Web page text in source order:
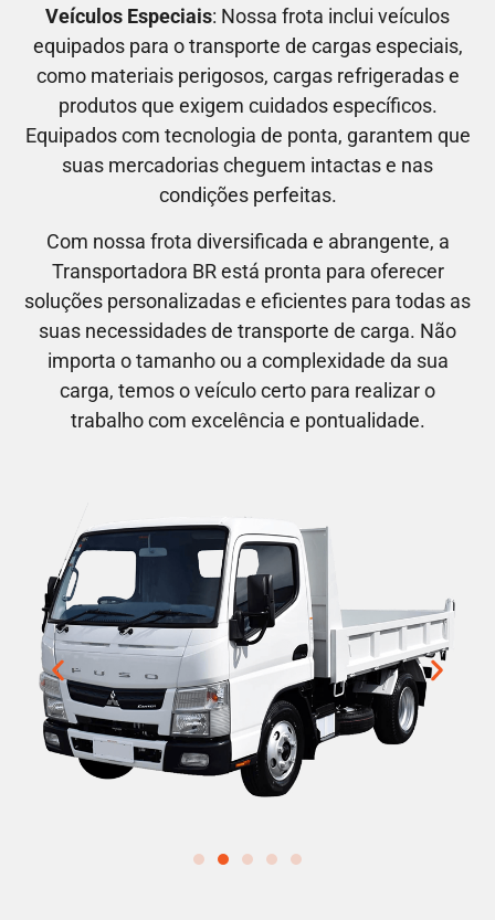
Veículos Especiais: Nossa frota inclui veículos
equipados para o transporte de cargas especiais,
como materiais perigosos, cargas refrigeradas e
produtos que exigem cuidados específicos.
Equipados com tecnologia de ponta, garantem que
suas mercadorias cheguem intactas e nas
condições perfeitas.
Com nossa frota diversificada e abrangente, a
Transportadora BR está pronta para oferecer
soluções personalizadas e eficientes para todas as
suas necessidades de transporte de carga. Não
importa o tamanho ou a complexidade da sua
carga, temos o veículo certo para realizar o
trabalho com excelência e pontualidade.